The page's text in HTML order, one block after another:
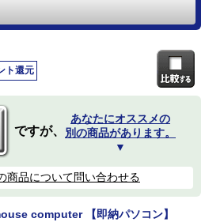
ト還元
ですが、
あなたにオススメの
別の商品があります。
▼
商品について問い合わせる
computer 【即納パソコン】